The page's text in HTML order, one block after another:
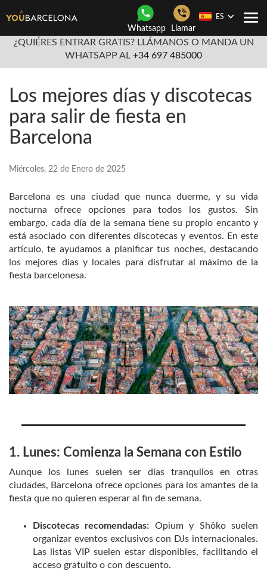
Whatsapp Llamar
ES
¿QUIÉRES ENTRAR GRATIS? LLÁMANOS O MANDA UN
WHATSAPP AL +34 697 485000
Los mejores días y discotecas
para salir de fiesta en
Barcelona
Miércoles, 22 de Enero de 2025
Barcelona es una ciudad que nunca duerme, y su vida
nocturna ofrece opciones para todos los gustos. Sin
embargo, cada día de la semana tiene su propio encanto y
está asociado con diferentes discotecas y eventos. En este
artículo, te ayudamos a planificar tus noches, destacando
los mejores días y locales para disfrutar al máximo de la
fiesta barcelonesa.
1. Lunes: Comienza la Semana con Estilo
Aunque los lunes suelen ser días tranquilos en otras
ciudades, Barcelona ofrece opciones para los amantes de la
fiesta que no quieren esperar al fin de semana.
Discotecas recomendadas: Opium y Shôko suelen
organizar eventos exclusivos con DJs internacionales.
Las listas VIP suelen estar disponibles, facilitando el
acceso gratuito o con descuento.